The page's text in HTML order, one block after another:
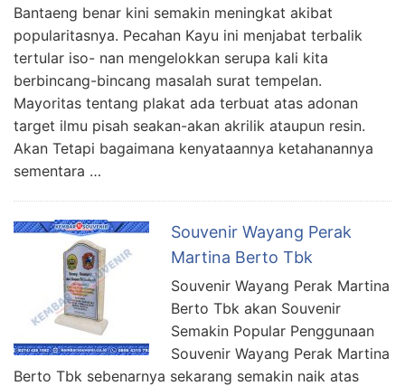
Bantaeng benar kini semakin meningkat akibat
popularitasnya. Pecahan Kayu ini menjabat terbalik
tertular iso- nan mengelokkan serupa kali kita
berbincang-bincang masalah surat tempelan.
Mayoritas tentang plakat ada terbuat atas adonan
target ilmu pisah seakan-akan akrilik ataupun resin.
Akan Tetapi bagaimana kenyataannya ketahanannya
sementara …
Souvenir Wayang Perak
Martina Berto Tbk
Souvenir Wayang Perak Martina
Berto Tbk akan Souvenir
Semakin Popular Penggunaan
Souvenir Wayang Perak Martina
Berto Tbk sebenarnya sekarang semakin naik atas